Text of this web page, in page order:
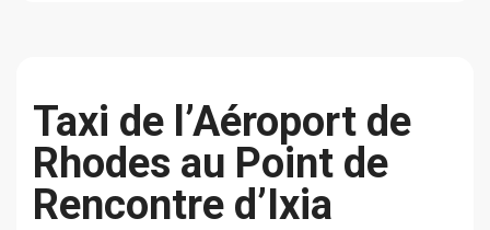
Taxi de l’Aéroport de
Rhodes au Point de
Rencontre d’Ixia